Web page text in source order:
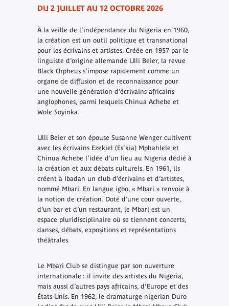
DU 2 JUILLET AU 12 OCTOBRE 2026
À la veille de l’indépendance du Nigeria en 1960,
la création est un outil politique et transnational
pour les écrivains et artistes. Créée en 1957 par le
linguiste d’origine allemande Ulli Beier, la revue
Black Orpheus s’impose rapidement comme un
organe de diffusion et de reconnaissance pour
une nouvelle génération d’écrivains africains
anglophones, parmi lesquels Chinua Achebe et
Wole Soyinka.
Ulli Beier et son épouse Susanne Wenger cultivent
avec les écrivains Ezekiel (Es’kia) Mphahlele et
Chinua Achebe l’idée d’un lieu au Nigeria dédié à
la création et aux débats culturels. En 1961, ils
créent à Ibadan un club d’écrivains et d’artistes,
nommé Mbari. En langue igbo, « Mbari » renvoie à
la notion de création. Doté d’une cour ouverte,
d’un bar et d’un restaurant, le Mbari est un
espace pluridisciplinaire où se tiennent concerts,
danses, débats, expositions et représentations
théâtrales.
Le Mbari Club se distingue par son ouverture
internationale : il invite des artistes du Nigeria,
mais aussi d’autres pays africains, d’Europe et des
États-Unis. En 1962, le dramaturge nigerian Duro